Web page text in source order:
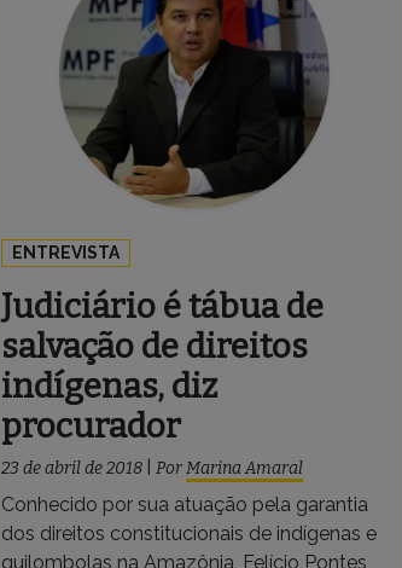
ENTREVISTA
Judiciário é tábua de
salvação de direitos
indígenas, diz
procurador
23 de abril de 2018 PorMarina Amaral
Conhecido por sua atuação pela garantia
dos direitos constitucionais de indígenas e
quilombolas na Amazônia, Felício Pontes